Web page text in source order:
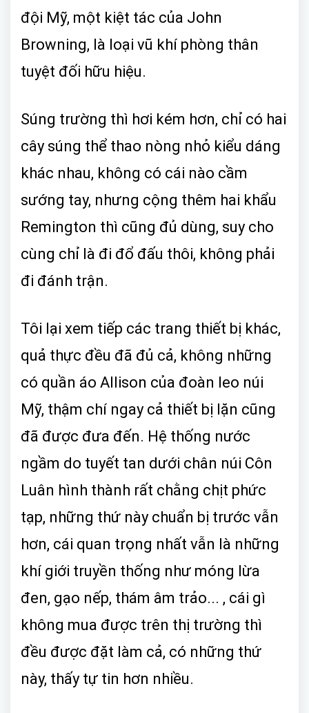
đội Mỹ, một kiệt tác của John
Browning, là loại vũ khí phòng thân
tuyệt đối hữu hiệu.
Súng trường thì hơi kém hơn, chỉ có hai
cây súng thể thao nòng nhỏ kiểu dáng
khác nhau, không có cái nào cầm
sướng tay, nhưng cộng thêm hai khẩu
Remington thì cũng đủ dùng, suy cho
cùng chỉ là đi đổ đấu thôi, không phải
đi đánh trận.
Tôi lại xem tiếp các trang thiết bị khác,
quả thực đều đã đủ cả, không những
có quần áo Allison của đoàn leo núi
Mỹ, thậm chí ngay cả thiết bị lặn cũng
đã được đưa đến. Hệ thống nước
ngầm do tuyết tan dưới chân núi Côn
Luân hình thành rất chằng chịt phức
tạp, những thứ này chuẩn bị trước vẫn
hơn, cái quan trọng nhất vẫn là những
khí giới truyền thống như móng lừa
đen, gạo nếp, thám âm trảo... , cái gì
không mua được trên thị trường thì
đều được đặt làm cả, có những thứ
này, thấy tự tin hơn nhiều.